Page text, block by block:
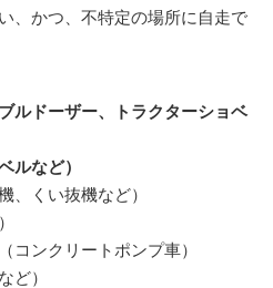
、かつ、不特定の場所に自走で
ルドーザー、トラクターショベ
ルなど）
くい抜機など）
ンクリートポンプ車）
ど）